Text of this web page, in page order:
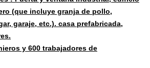
(que incluye granja de pollo,
garaje, etc.). casa prefabricada,
y 600 trabajadores de